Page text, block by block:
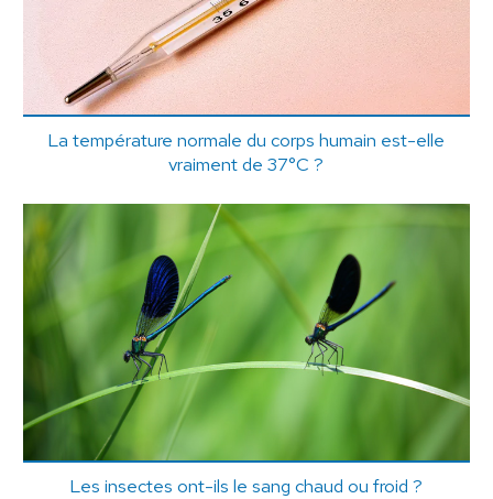
La température normale du corps humain est-elle
vraiment de 37°C ?
Les insectes ont-ils le sang chaud ou froid ?